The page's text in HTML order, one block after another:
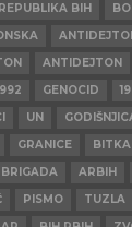
REPUBLIKA BIH
ANTIDEJTON
GENOCID
UN
GRANICE BITKA
BRIGADA ARBIH
PISMO
TUZLA